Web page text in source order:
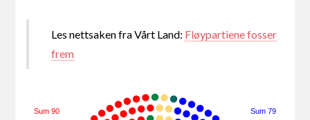
Les nettsaken fra Vårt Land: Fløypartiene fosser
frem
Sum 90 Sum 79